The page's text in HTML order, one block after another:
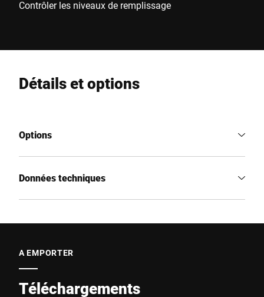
Contrôler les niveaux de remplissage
Détails et options
Options
Données techniques
A EMPORTER
Téléchargements